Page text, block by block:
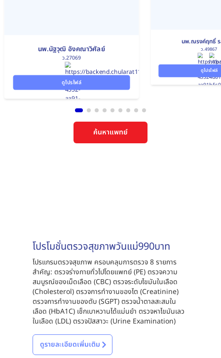
นพ.นัฐวุฒิ อังคณาวิศัลย์
ว.27069
ดูโปรไฟล์
นพ.ณรงค์ฤทธิ์
ว.49867
ดูโปรไฟล์
ค้นหาแพทย์
โปรโมชั่นตรวจสุขภาพวันแม่990บาท
โปรแกรมตรวจสุขภาพ ครอบคลุมการตรวจ 8 รายการ
สำคัญ: ตรวจร่างกายทั่วไปโดยแพทย์ (PE) ตรวจความ
สมบูรณ์ของเม็ดเลือด (CBC) ตรวจระดับไขมันในเลือด
(Cholesterol) ตรวจการทำงานของไต (Creatinine)
ตรวจการทำงานของตับ (SGPT) ตรวจน้ำตาลสะสมใน
เลือด (HbA1C) เช็กเบาหวานได้แม่นยำ ตรวจหาไขมันเลว
ในเลือด (LDL) ตรวจปัสสาวะ (Urine Examination)
ดูรายละเอียดเพิ่มเติม